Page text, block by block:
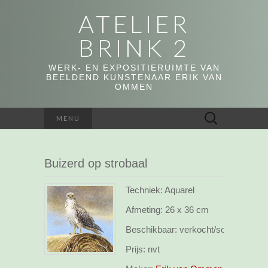
ATELIER
BRINK 2
WERK- EN EXPOSITIERUIMTE VAN
BEELDEND KUNSTENAAR ERIK VAN
OMMEN
MENU
Zoeken
naar:
Buizerd op strobaal
Techniek: Aquarel
Afmeting: 26 x 36 cm
Beschikbaar: verkocht/sold
Prijs: nvt